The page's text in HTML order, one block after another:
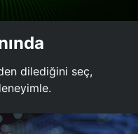
dilediğini seç,